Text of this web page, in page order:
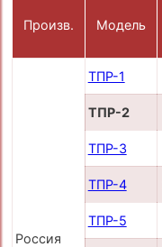
Произв. Модель
Россия
ТПР-1
ТПР-2
ТПР-3
ТПР-4
ТПР-5